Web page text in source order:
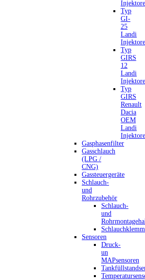
Typ
GI-
25
Landi
Typ
GIRS
12
Landi
Typ
GIRS
Renault
Dacia
OEM
Landi
Gasphasenfilter
Gasschlauch
(LPG /
CNG)
Gassteuergeräte
Schlauch-
und
Rohrzubehör
Schlauch-
und
Sensoren
Druck-
un
MAPsensoren